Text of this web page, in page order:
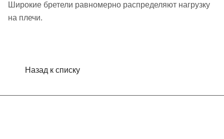
Широкие бретели равномерно распределяют нагрузку
на плечи.
Назад к списку